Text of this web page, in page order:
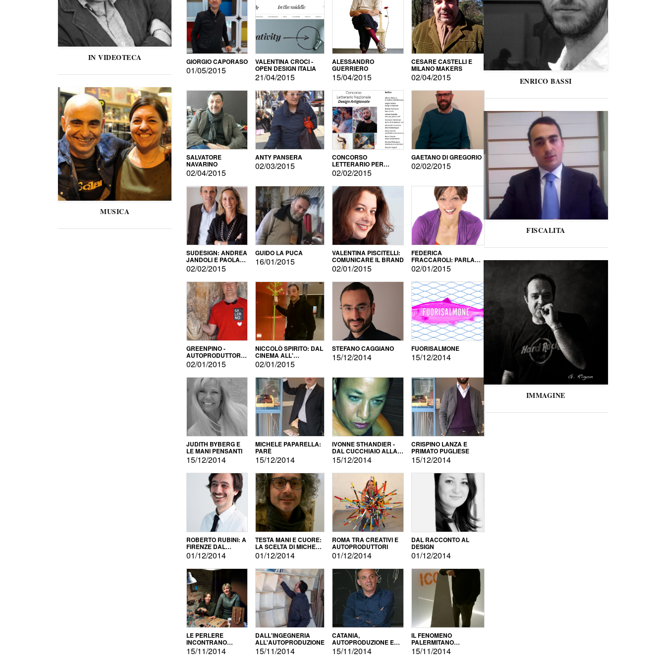
IN VIDEOTECA
MUSICA
GIORGIO CAPORASO
01/05/2015
VALENTINA CROCI -
OPEN DESIGN ITALIA
21/04/2015
ALESSANDRO
GUERRIERO
15/04/2015
CESARE CASTELLI E
MILANO MAKERS
02/04/2015
SALVATORE
NAVARINO
02/04/2015
ANTY PANSERA
02/03/2015
CONCORSO
LETTERARIO PER
DESIGNER
02/02/2015
GAETANO DI GREGORIO
02/02/2015
SUDESIGN: ANDREA
JANDOLI E PAOLA
PISAPIA
02/02/2015
GUIDO LA PUCA
16/01/2015
VALENTINA PISCITELLI:
COMUNICARE IL BRAND
02/01/2015
FEDERICA
FRACCAROLI: PARLARE
LINGUE DIVERSE
02/01/2015
GREENPINO -
AUTOPRODUTTORE
PER AMORE
02/01/2015
NICCOLÒ SPIRITO: DAL
CINEMA ALL'
AUTOPRODUZIONE
02/01/2015
STEFANO CAGGIANO
15/12/2014
FUORISALMONE
15/12/2014
JUDITH BYBERG E
LE MANI PENSANTI
15/12/2014
MICHELE PAPARELLA:
PARÈ
15/12/2014
IVONNE STHANDIER -
DAL CUCCHIAIO ALLA
CITTÀ
15/12/2014
CRISPINO LANZA E
PRIMATO PUGLIESE
15/12/2014
ROBERTO RUBINI: A
FIRENZE DAL
PRODOTTO ALLA
PROMOZIONE
01/12/2014
TESTA MANI E CUORE:
LA SCELTA DI MICHELE
BARBERIO
01/12/2014
ROMA TRA CREATIVI E
AUTOPRODUTTORI
01/12/2014
DAL RACCONTO AL
DESIGN
01/12/2014
LE PERLERE
INCONTRANO
L'AUTOPRODUZIONE
15/11/2014
DALL'INGEGNERIA
ALL'AUTOPRODUZIONE
15/11/2014
CATANIA,
AUTOPRODUZIONE E
COMMERCIALIZZAZIONE
15/11/2014
IL FENOMENO
PALERMITANO
DELL'AUTOPRODUZIONE
15/11/2014
ENRICO BASSI
FISCALITA
IMMAGINE